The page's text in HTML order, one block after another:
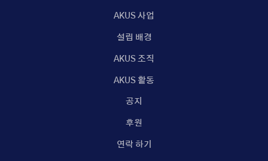
AKUS 사업
설립 배경
AKUS 조직
AKUS 활동
공지
후원
연락 하기